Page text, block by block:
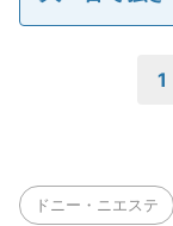
1
ドニー・ニエステ